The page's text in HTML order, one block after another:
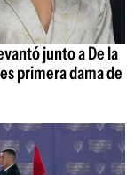
junto a De la
primera dama de